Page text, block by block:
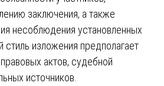
заключения, а также
несоблюдения установленных
стиль изложения предполагает
актов, судебной
источников.